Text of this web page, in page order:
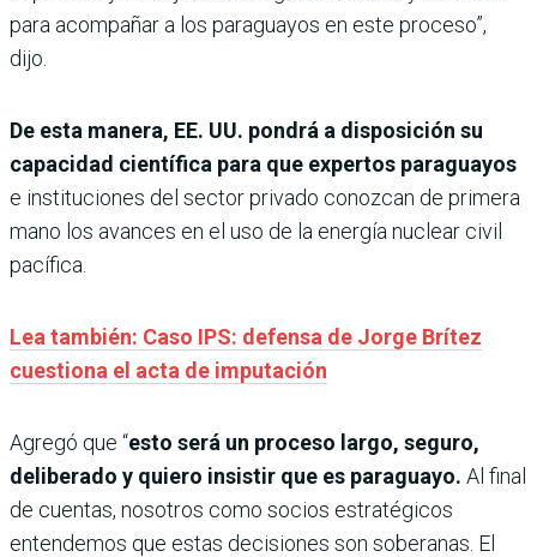
para acompañar a los paraguayos en este proceso”,
dijo.
De esta manera, EE. UU. pondrá a disposición su
capacidad científica para que expertos paraguayos
e instituciones del sector privado conozcan de primera
mano los avances en el uso de la energía nuclear civil
pacífica.
Lea también: Caso IPS: defensa de Jorge Brítez
cuestiona el acta de imputación
Agregó que “esto será un proceso largo, seguro,
deliberado y quiero insistir que es paraguayo. Al final
de cuentas, nosotros como socios estratégicos
entendemos que estas decisiones son soberanas. El